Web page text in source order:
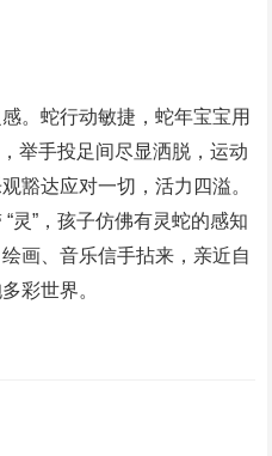
。蛇行动敏捷，蛇年宝宝用
举手投足间尽显洒脱，运动
豁达应对一切，活力四溢。
灵”，孩子仿佛有灵蛇的感知
画、音乐信手拈来，亲近自
彩世界。